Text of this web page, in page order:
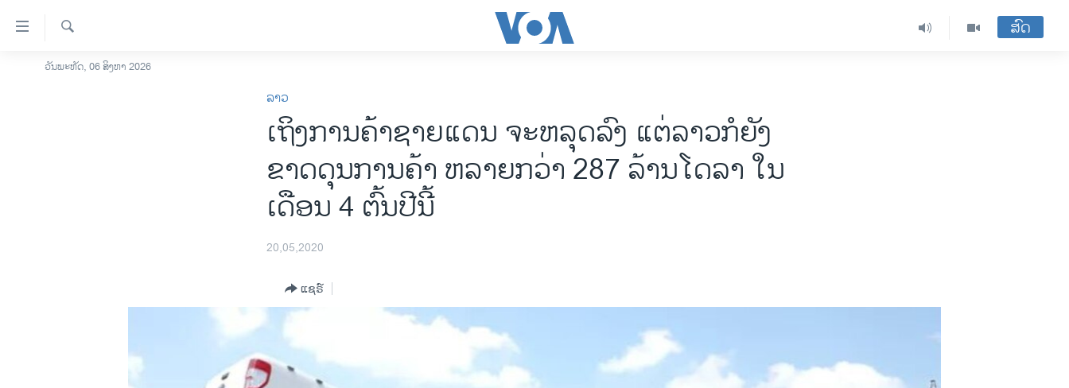
ລິ້ງ
ສຳຫລັບ
ໂຮມເພຈ
ຄົ້ນຫາ
ສົດ
ວັນພະຫັດ, 06 ສິງຫາ 2026
ລາວ
ເຖິງການຄ້າຊາຍແດນ ຈະຫລຸດລົງ ແຕ່ລາວກໍຍັງ
ຂາດດຸນການຄ້າ ຫລາຍກວ່າ 287 ລ້ານໂດລາ ໃນ
ເດືອນ 4 ຕົ້ນປີນີ້
20,05,2020
ແຊຣ໌